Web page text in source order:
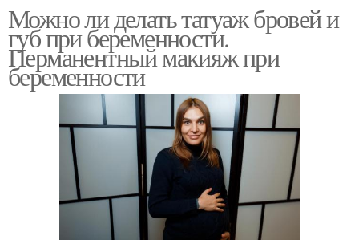
Можно ли делать татуаж бровей и
губ при беременности.
Перманентный макияж при
беременности